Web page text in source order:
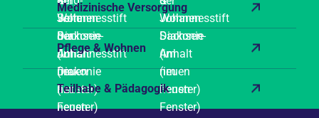
Medizinische Versorgung
Pflege & Wohnen
Teilhabe & Pädagogik